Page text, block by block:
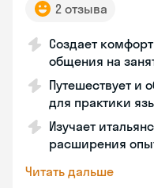
2 отзыва
Создает
общения на
Путешествует и
для практики
Изучает
расширения
Читать дальше